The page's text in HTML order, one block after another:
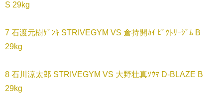
S 29kg
7 石渡元樹ｹﾞﾝｷ STRIVEGYM VS 倉持開ｶｲ ﾋﾞｸﾄﾘｰｼﾞﾑ B
29kg
8 石川涼太郎 STRIVEGYM VS 大野壮真ｿｳﾏ D-BLAZE B
29kg